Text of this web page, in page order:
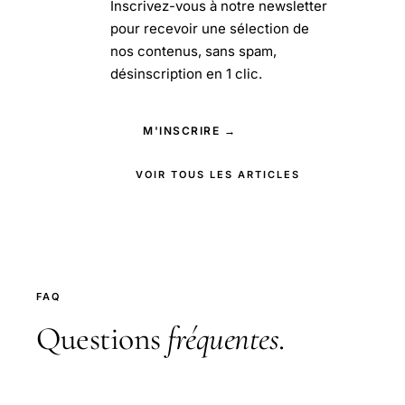
Inscrivez-vous à notre newsletter
pour recevoir une sélection de
nos contenus, sans spam,
désinscription en 1 clic.
M'INSCRIRE →
VOIR TOUS LES ARTICLES
FAQ
Questions fréquentes.